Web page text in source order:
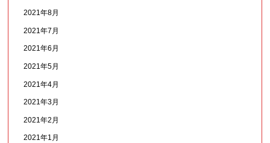
2021年8月
2021年7月
2021年6月
2021年5月
2021年4月
2021年3月
2021年2月
2021年1月